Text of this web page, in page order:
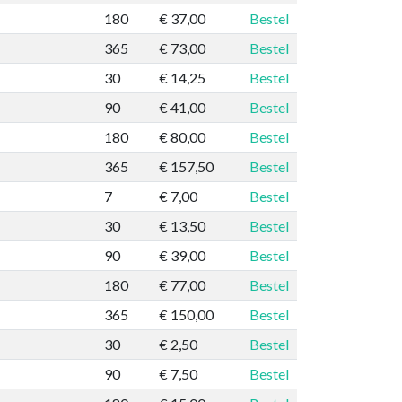
180 € 37,00
Bestel
365
€ 73,00
Bestel
30
€ 14,25
Bestel
90
€ 41,00
Bestel
180
€ 80,00
Bestel
365
€ 157,50
Bestel
7
€ 7,00
Bestel
30
€ 13,50
Bestel
90
€ 39,00
Bestel
180
€ 77,00
Bestel
365
€ 150,00
Bestel
30
€ 2,50
Bestel
90
€ 7,50
Bestel